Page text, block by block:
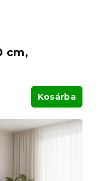
cm,
Kosárba